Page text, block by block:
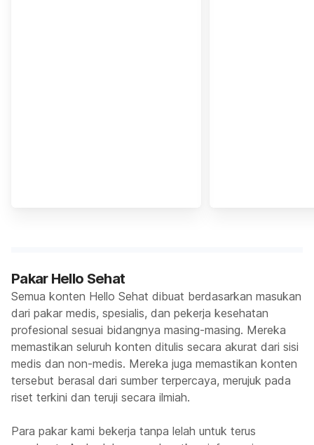
Pakar Hello Sehat
Semua konten Hello Sehat dibuat berdasarkan masukan
dari pakar medis, spesialis, dan pekerja kesehatan
profesional sesuai bidangnya masing-masing. Mereka
memastikan seluruh konten ditulis secara akurat dari sisi
medis dan non-medis. Mereka juga memastikan konten
tersebut berasal dari sumber terpercaya, merujuk pada
riset terkini dan teruji secara ilmiah.
Para pakar kami bekerja tanpa lelah untuk terus